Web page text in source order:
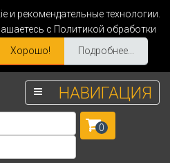
рекомендательные технологии.
с Политикой обработки
Хорошо! Подробнее...
НАВИГАЦИЯ
0